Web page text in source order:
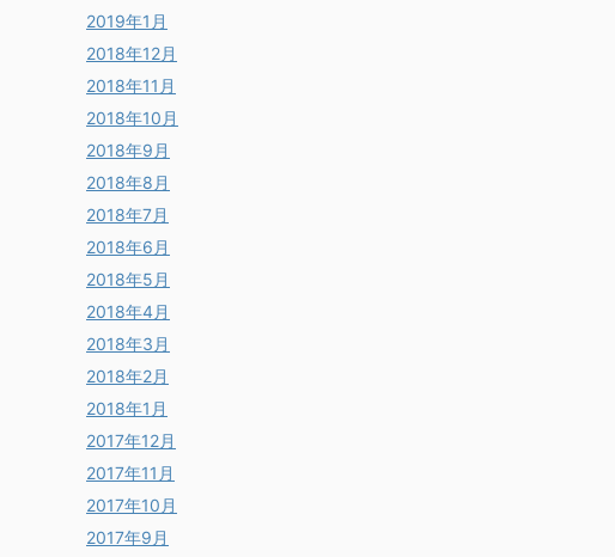
2019年1月
2018年12月
2018年11月
2018年10月
2018年9月
2018年8月
2018年7月
2018年6月
2018年5月
2018年4月
2018年3月
2018年2月
2018年1月
2017年12月
2017年11月
2017年10月
2017年9月